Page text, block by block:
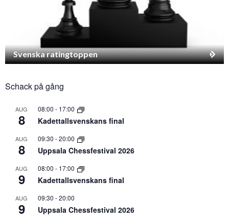
Svenska ratingtoppen
Schack på gång
AUG
8
08:00 - 17:00
Kadettallsvenskans final
AUG
8
09:30 -20:00
Uppsala Chessfestival 2026
AUG
9
08:00 - 17:00
Kadettallsvenskans final
AUG
9
09:30 -20:00
Uppsala Chessfestival 2026